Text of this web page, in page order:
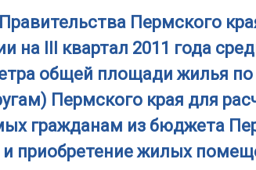
Пермского
на III квартал 2011 года
общей площади жилья
Пермского края для
гражданам из бюджета
и приобретение жилых